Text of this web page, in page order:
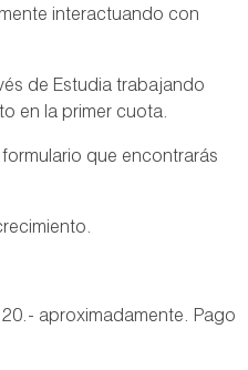
interactuando con
de Estudia trabajando
en la primer cuota.
que encontrarás
aproximadamente. Pago